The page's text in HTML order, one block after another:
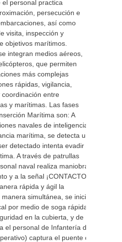
personal practica
persecución e
así como
visita, inspección y
objetivos marítimos.
integran medios aéreos,
que permiten
más complejas
rápidas, vigilancia,
entre
y marítimas. Las fases
Marítima son: A
navales de inteligencia y
marítima, se detecta un
detectado intenta evadir a
A través de patrullas
naval realiza maniobras
y a la señal ¡CONTACTO!
rápida y ágil la
simultánea, se inicia
por medio de soga rápida,
en la cubierta, y de
el personal de Infantería de
captura el puente de